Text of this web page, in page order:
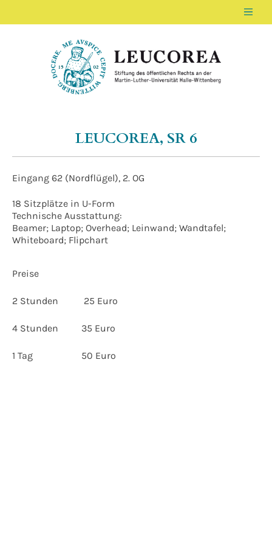
LEUCOREA DE
Stiftung des öffentlichen Rechts an der
LEUCOREA, SR 6
Eingang 62 (Nordflügel), 2. OG
18 Sitzplätze in U-Form
Technische Ausstattung:
Beamer; Laptop; Overhead; Leinwand; Wandtafel;
Whiteboard; Flipchart
Preise
2 Stunden 25 Euro
4 Stunden 35 Euro
1 Tag 50 Euro